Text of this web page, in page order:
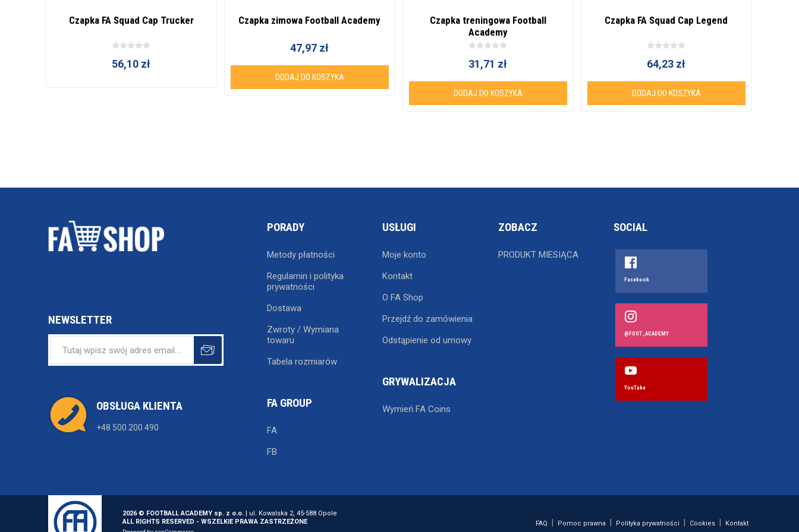
Czapka FA Squad Cap Trucker
56,10 zł
Czapka zimowa Football Academy
47,97 zł
DODAJ DO KOSZYKA
Czapka treningowa Football
Academy
31,71 zł
DODAJ DO KOSZYKA
Czapka FA Squad Cap Legend
64,23 zł
DODAJ DO KOSZYKA
NEWSLETTER
OBSŁUGA KLIENTA
+48 500 200 490
PORADY
Metody płatności
Regulamin i polityka
prywatności
Dostawa
Zwroty / Wymiana
towaru
Tabela rozmiarów
FA GROUP
FA
FB
USŁUGI
Moje konto
Kontakt
O FA Shop
Przejdź do zamówienia
Odstąpienie od umowy
GRYWALIZACJA
Wymień FA Coins
ZOBACZ
PRODUKT MIESIĄCA
SOCIAL
Facebook
@FOOT_ACADEMY
YouTube
2026 © FOOTBALL ACADEMY sp. z o.o.| ul. Kowalska 2, 45-588 Opole
ALL RIGHTS RESERVED - WSZELKIE PRAWA ZASTRZEŻONE
FAQ Pomoc prawna Polityka prywatności Cookies Kontakt